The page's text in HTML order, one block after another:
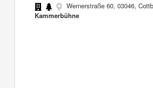
Wernerstraße 60, 03046,
Kammerbühne